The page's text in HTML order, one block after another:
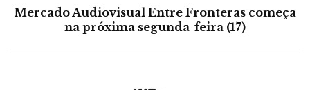
Mercado Audiovisual Entre Fronteras começa
na próxima segunda-feira (17)